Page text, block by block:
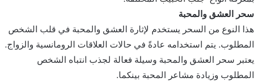
سحر العشق والمحبة
هذا النوع من السحر يستخدم لإثارة العشق والمحبة في قلب الشخص
المطلوب. يتم استخدامه عادةً في حالات العلاقات الرومانسية والزواج.
يعتبر سحر العشق والمحبة وسيلة فعالة لجذب انتباه الشخص
المطلوب وزيادة مشاعر المحبة بينكما.